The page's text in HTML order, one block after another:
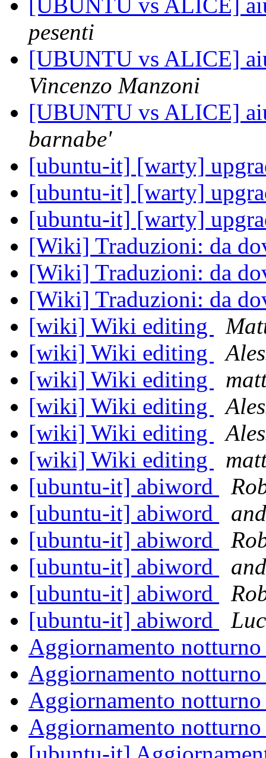
[UBUNTU vs ALICE]
pesenti
[UBUNTU vs ALICE]
Vincenzo Manzoni
[UBUNTU vs ALICE]
barnabe'
[ubuntu-it] [warty]
[ubuntu-it] [warty]
[ubuntu-it] [warty]
[Wiki] Traduzioni: da
[Wiki] Traduzioni: da
[Wiki] Traduzioni: da
[wiki] Wiki editing
[wiki] Wiki editing
[wiki] Wiki editing
[wiki] Wiki editing
[wiki] Wiki editing
[wiki] Wiki editing
[ubuntu-it] abiword
[ubuntu-it] abiword
[ubuntu-it] abiword
[ubuntu-it] abiword
[ubuntu-it] abiword
[ubuntu-it] abiword
Aggiornamento
Aggiornamento
Aggiornamento
Aggiornamento